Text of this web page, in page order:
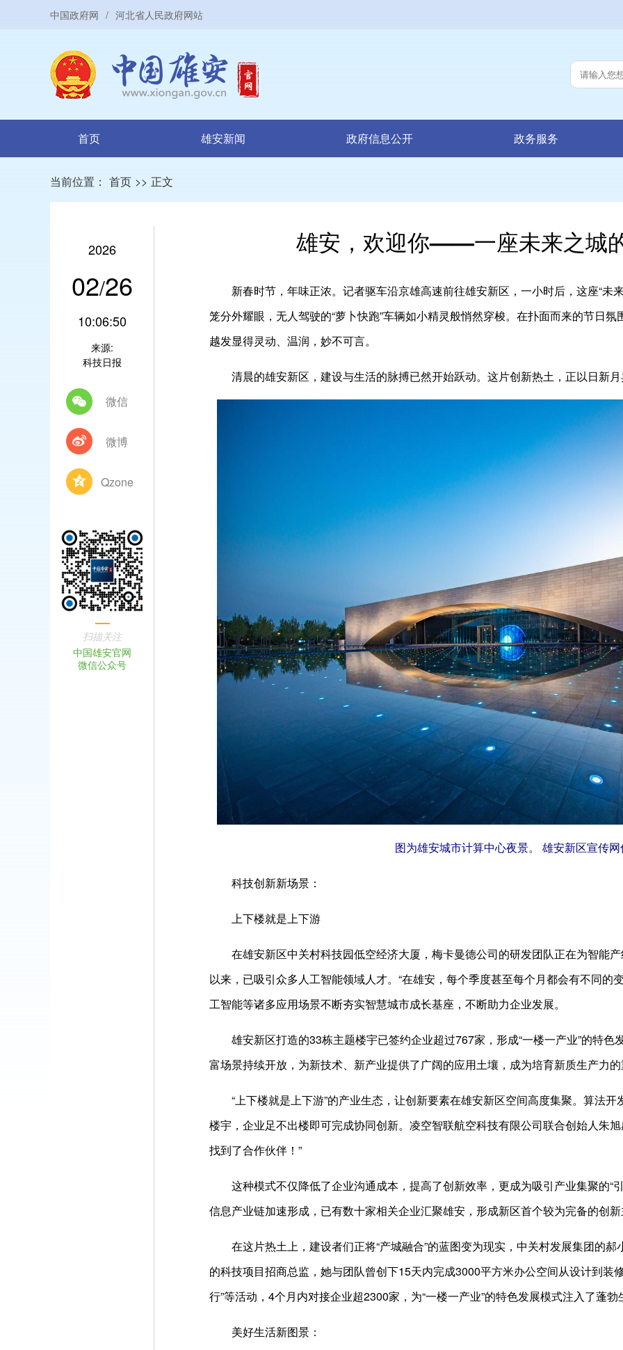
中国政府网 / 河北省人民政府网站
首页 雄安新闻 政府信息公开 政务服务
当前位置： 首页 >> 正文
2026
02/26
10:06:50
来源:
科技日报
微信
微博
Qzone
扫描关注
中国雄安官网
微信公众号
雄安，欢迎你——一座未来之城
新春时节，年味正浓。记者驱车沿京雄高速前往雄安新区，一小时后，这座“未
笼分外耀眼，无人驾驶的“萝卜快跑”车辆如小精灵般悄然穿梭。在扑面而来的节日
越发显得灵动、温润，妙不可言。
清晨的雄安新区，建设与生活的脉搏已然开始跃动。这片创新热土，正以日新月
图为雄安城市计算中心夜景。 雄安新区宣传
科技创新新场景：
上下楼就是上下游
在雄安新区中关村科技园低空经济大厦，梅卡曼德公司的研发团队正在为智能
以来，已吸引众多人工智能领域人才。“在雄安，每个季度甚至每个月都会有不同的
工智能等诸多应用场景不断夯实智慧城市成长基座，不断助力企业发展。
雄安新区打造的33栋主题楼宇已签约企业超过767家，形成“一楼一产业”的特色
富场景持续开放，为新技术、新产业提供了广阔的应用土壤，成为培育新质生产力
“上下楼就是上下游”的产业生态，让创新要素在雄安新区空间高度集聚。算法开
楼宇，企业足不出楼即可完成协同创新。凌空智联航空科技有限公司联合创始人朱
找到了合作伙伴！”
这种模式不仅降低了企业沟通成本，提高了创新效率，更成为吸引产业集聚的“
信息产业链加速形成，已有数十家相关企业汇聚雄安，形成新区首个较为完备的创
在这片热土上，建设者们正将“产城融合”的蓝图变为现实，中关村发展集团的郝
的科技项目招商总监，她与团队曾创下15天内完成3000平方米办公空间从设计到装
行”等活动，4个月内对接企业超2300家，为“一楼一产业”的特色发展模式注入了蓬勃
美好生活新图景：